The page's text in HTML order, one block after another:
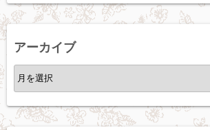
アーカイブ
ア
ー
カ
イ